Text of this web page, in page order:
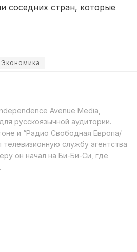
соседних стран, которые
Экономика
Avenue Media,
русскоязычной аудитории.
и “Радио Свободная Европа/
службу агентства
он начал на Би-Би-Си, где